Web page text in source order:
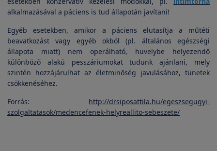
alkalmazásával a páciens is tud állapotán javítani!
Egyéb esetekben, amikor a páciens elutasítja a műtéti
beavatkozást vagy egyéb okból (pl. általános egészségi
állapota miatt) nem operálható, hüvelybe helyezendő
különböző alakú pesszáriumokat tudunk ajánlani, mely
szintén hozzájárulhat az életminőség javulásához, tünetek
csökkenéséhez.
Forrás: http://drsiposattila.hu/egeszsegugyi-
szolgaltatasok/medencefenek-helyreallito-sebeszete/